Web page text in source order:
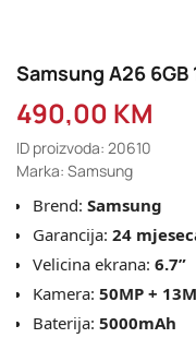
Samsung A26 6GB
490,00 KM
ID proizvoda: 20610
Marka: Samsung
Brend: Samsung
Garancija: 24
Velicina ekrana: 6.7”
Kamera: 50MP +
Baterija: 5000mAh